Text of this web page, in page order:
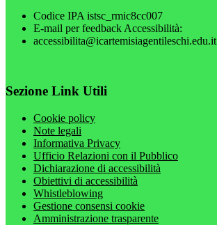
Codice IPA istsc_rmic8cc007
E-mail per feedback Accessibilità:
accessibilita@icartemisiagentileschi.edu.it
Sezione Link Utili
Cookie policy
Note legali
Informativa Privacy
Ufficio Relazioni con il Pubblico
Dichiarazione di accessibilità
Obiettivi di accessibilità
Whistleblowing
Gestione consensi cookie
Amministrazione trasparente